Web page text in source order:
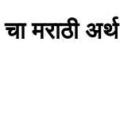
मराठी अर्थ